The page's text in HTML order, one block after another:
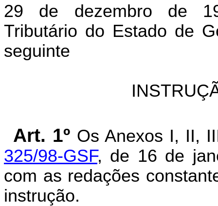
29 de dezembro de
Tributário do Estado de
seguinte
Art. 1º Os Anexos I, II,
325/98-GSF, de 16 de
com as redações
instrução.